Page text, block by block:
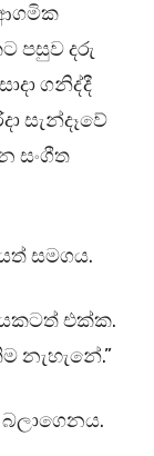
පසුව දරු
ගනිද්දී
සැන්දෑවේ
සංගීත
සමගය.
එක්ක.
නැහැනේ.”